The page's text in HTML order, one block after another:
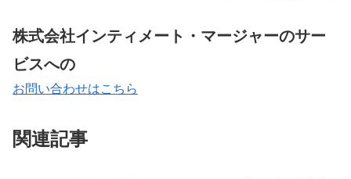
株式会社インティメート・マージャーのサー
ビスへの
お問い合わせはこちら
関連記事